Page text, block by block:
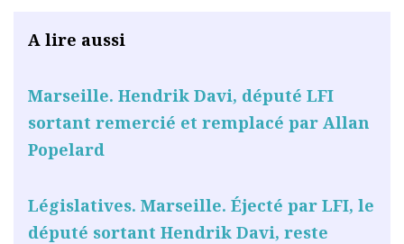
A lire aussi
Marseille. Hendrik Davi, député LFI
sortant remercié et remplacé par Allan
Popelard
Législatives. Marseille. Éjecté par LFI, le
député sortant Hendrik Davi, reste